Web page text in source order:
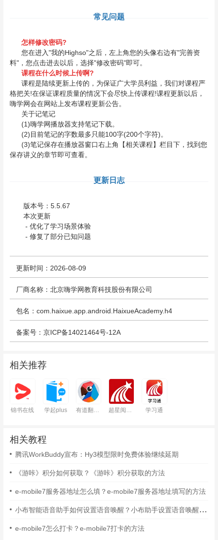
常见问题
怎样修改密码?
您在进入"我的Highso"之后，左上角您的头像右边有"完善资
料"，您点击进去以后，选择"修改密码"即可。
课程在什么时候上传啊?
课程是陆续更新上传的，为保证广大学员利益，我们对课程严
格把关!在保证课程质量的情况下会尽快上传课程!课程更新以后，
嗨学网会在网站上发布课程更新公告。
关于记笔记
(1)嗨学网播放器支持笔记下载。
(2)目前笔记的字数最多只能100字(200个字符)。
(3)笔记保存在播放器窗口右上角【相关课程】栏目下，找到您
保存讲义的章节即可查看。
更新日志
版本号：5.5.67
本次更新
- 优化了学习场景体验
- 修复了部分已知问题
更新时间：2026-08-09
厂商名称：北京嗨学网教育科技股份有限公司
包名：com.haixue.app.android.HaixueAcademy.h4
备案号：京ICP备14021464号-12A
相关推荐
锦书在线 学起plus 有道翻译官 学习通
相关教程
腾讯WorkBuddy宣布：Hy3模型限时免费体验继续延期
《游咔》积分如何获取？《游咔》积分获取的方法
e-mobile7服务器地址怎么填？e-mobile7服务器地址填写的方法
小布智能语音助手如何设置语音唤醒？小布助手设置语音唤醒的方法
e-mobile7怎么打卡？e-mobile7打卡的方法